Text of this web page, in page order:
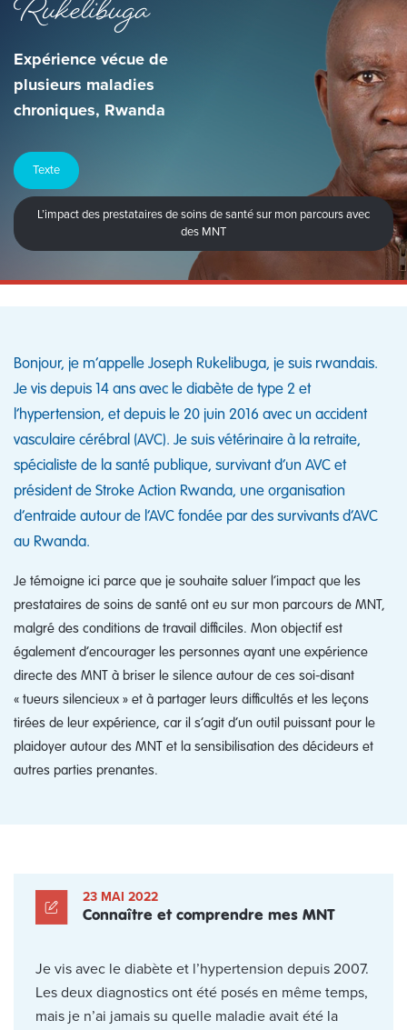
Expérience vécue de
plusieurs maladies
chroniques, Rwanda
Texte
L’impact des prestataires de soins de santé sur mon parcours avec
des MNT
Bonjour, je m’appelle Joseph Rukelibuga, je suis rwandais.
Je vis depuis 14 ans avec le diabète de type 2 et
l’hypertension, et depuis le 20 juin 2016 avec un accident
vasculaire cérébral (AVC). Je suis vétérinaire à la retraite,
spécialiste de la santé publique, survivant d’un AVC et
président de Stroke Action Rwanda, une organisation
d’entraide autour de l’AVC fondée par des survivants d’AVC
au Rwanda.
Je témoigne ici parce que je souhaite saluer l’impact que les
prestataires de soins de santé ont eu sur mon parcours de MNT,
malgré des conditions de travail difficiles. Mon objectif est
également d’encourager les personnes ayant une expérience
directe des MNT à briser le silence autour de ces soi-disant
« tueurs silencieux » et à partager leurs difficultés et les leçons
tirées de leur expérience, car il s’agit d’un outil puissant pour le
plaidoyer autour des MNT et la sensibilisation des décideurs et
autres parties prenantes.
23 MAI 2022
Connaître et comprendre mes MNT
Je vis avec le diabète et l’hypertension depuis 2007.
Les deux diagnostics ont été posés en même temps,
mais je n’ai jamais su quelle maladie avait été la